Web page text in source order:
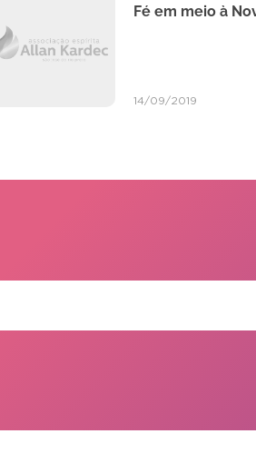
Fé em meio à
14/09/2019